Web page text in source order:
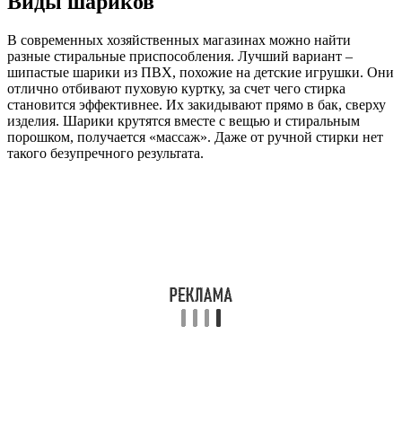
В современных хозяйственных магазинах можно найти
разные стиральные приспособления. Лучший вариант –
шипастые шарики из ПВХ, похожие на детские игрушки. Они
отлично отбивают пуховую куртку, за счет чего стирка
становится эффективнее. Их закидывают прямо в бак, сверху
изделия. Шарики крутятся вместе с вещью и стиральным
порошком, получается «массаж». Даже от ручной стирки нет
такого безупречного результата.